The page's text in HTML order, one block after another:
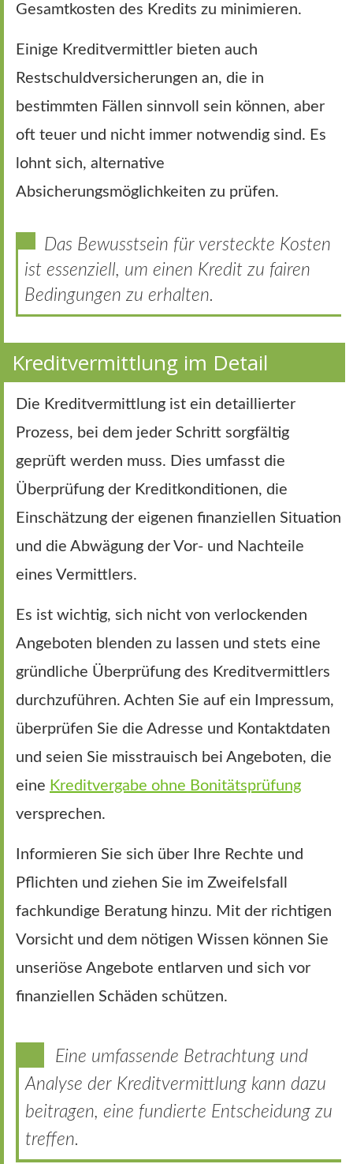
Gesamtkosten des Kredits zu minimieren.
Einige Kreditvermittler bieten auch
Restschuldversicherungen an, die in
bestimmten Fällen sinnvoll sein können, aber
oft teuer und nicht immer notwendig sind. Es
lohnt sich, alternative
Absicherungsmöglichkeiten zu prüfen.
Das Bewusstsein für versteckte Kosten
ist essenziell, um einen Kredit zu fairen
Bedingungen zu erhalten.
Kreditvermittlung im Detail
Die Kreditvermittlung ist ein detaillierter
Prozess, bei dem jeder Schritt sorgfältig
geprüft werden muss. Dies umfasst die
Überprüfung der Kreditkonditionen, die
Einschätzung der eigenen finanziellen Situation
und die Abwägung der Vor- und Nachteile
eines Vermittlers.
Es ist wichtig, sich nicht von verlockenden
Angeboten blenden zu lassen und stets eine
gründliche Überprüfung des Kreditvermittlers
durchzuführen. Achten Sie auf ein Impressum,
überprüfen Sie die Adresse und Kontaktdaten
und seien Sie misstrauisch bei Angeboten, die
eine Kreditvergabe ohne Bonitätsprüfung
versprechen.
Informieren Sie sich über Ihre Rechte und
Pflichten und ziehen Sie im Zweifelsfall
fachkundige Beratung hinzu. Mit der richtigen
Vorsicht und dem nötigen Wissen können Sie
unseriöse Angebote entlarven und sich vor
finanziellen Schäden schützen.
Eine umfassende Betrachtung und
Analyse der Kreditvermittlung kann dazu
beitragen, eine fundierte Entscheidung zu
treffen.